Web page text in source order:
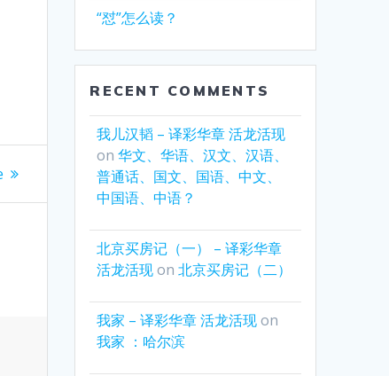
“怼”怎么读？
RECENT COMMENTS
我儿汉韬 – 译彩华章 活龙活现
on华文、华语、汉文、汉语、
普通话、国文、国语、中文、
中国语、中语？
北京买房记（一） – 译彩华章
活龙活现on北京买房记（二）
我家 – 译彩华章 活龙活现on
我家 ：哈尔滨